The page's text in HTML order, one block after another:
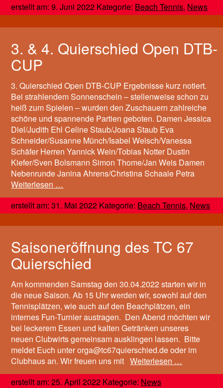
erstellt am: 9. Juni 2022 Kategorie: Beach Tennis, News
3. & 4. Quierschied Open DTB-
CUP
3. Quierschied Open DTB-CUP Ergebnisse kurz notiert.
Bei strahlendem Sonnenschein – stellenweise schon zu
heiß zum Spielen – wurden den Zuschauern zahlreiche
schöne und spannende Partien geboten. Damen Jessica
Diel/Judith Ehl Celine Staub/Joana Staub Eva
Schneider/Susanne Münch/Isabel Welsch/Vanessa
Schäfer Herren Yannick Wein/Tobias Notter Dustin
Kiefer/Sven Bolsmann Simon Thome/Jan Weis Damen
Nebenrunde Janina Ahrens/Christina Schaale Petra
Weiterlesen …
erstellt am: 31. Mai 2022 Kategorie: Beach Tennis, News
Saisoneröffnung des TC 67
Quierschied
Am kommenden Samstag den 30.04.2022 starten wir in
die neue Saison. Ab 15 Uhr werden wir, sowohl auf den
Tennisplätzen, wie auch auf den Beachplätzen, ein
internes Fun-Turnier austragen. Den Abend möchten wir
bei leckerem Essen und kalten Getränken unseres
neuen Clubwirts gemeinsam ausklingen lassen. Bitte
meldet Euch unter orga@tc67quierschied.de oder im
Clubhaus an. Wir freuen uns mitWeiterlesen …
erstellt am: 25. April 2022 Kategorie: News